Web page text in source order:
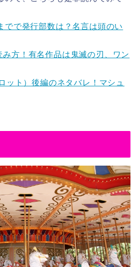
でで発行部数は？名言は頭のい
方！有名作品は鬼滅の刃、ワン
ット）後編のネタバレ！マシュ